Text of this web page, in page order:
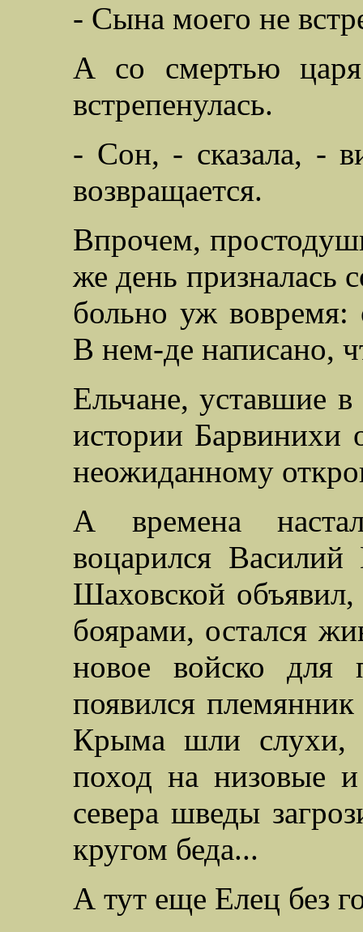
- Сына моего не
А со смертью
встрепенулась.
- Сон, - сказала, -
возвращается.
Впрочем,
же день призналась
больно уж вовремя:
В нем-де написано,
Ельчане, уставшие
истории Барвинихи
неожиданному
А времена
воцарился
Шаховской
боярами, остался
новое войско для
появился
Крыма шли слухи,
поход на низовые
севера шведы
кругом беда...
А тут еще Елец без